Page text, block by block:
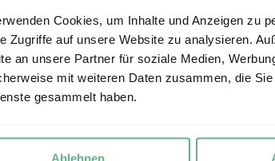
Cookies, um Inhalte und Anzeigen zu
Zugriffe auf unsere Website zu analysieren.
an unsere Partner für soziale Medien,
mit weiteren Daten zusammen, die
gesammelt haben.
Ablehnen
der Viromed Medical AG:
präklinischen Datenbasis und klar
Die regulatorischen Gespräche haben die
an der Universität des Saarlands diese
Schritte in Richtung klinischer Anwendung
im Bereich schwerer Lungeninfektionen
Sicht der entscheidende Übergang von der